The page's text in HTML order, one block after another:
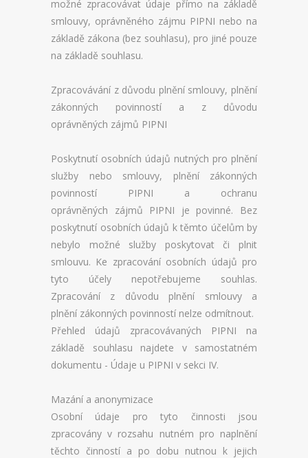
možné zpracovávat údaje přímo na základě
smlouvy, oprávněného zájmu PIPNI nebo na
základě zákona (bez souhlasu), pro jiné pouze
na základě souhlasu.
Zpracovávání z důvodu plnění smlouvy, plnění
zákonných povinností a z důvodu
oprávněných zájmů PIPNI
Poskytnutí osobních údajů nutných pro plnění
služby nebo smlouvy, plnění zákonných
povinností PIPNI a ochranu
oprávněných zájmů PIPNI je povinné. Bez
poskytnutí osobních údajů k těmto účelům by
nebylo možné služby poskytovat či plnit
smlouvu. Ke zpracování osobních údajů pro
tyto účely nepotřebujeme souhlas.
Zpracování z důvodu plnění smlouvy a
plnění zákonných povinností nelze odmítnout.
Přehled údajů zpracovávaných PIPNI na
základě souhlasu najdete v samostatném
dokumentu - Údaje u PIPNI v sekci IV.
Mazání a anonymizace
Osobní údaje pro tyto činnosti jsou
zpracovány v rozsahu nutném pro naplnění
těchto činností a po dobu nutnou k jejich